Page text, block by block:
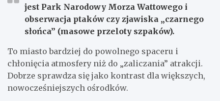
jest Park Narodowy Morza Wattowego i
obserwacja ptaków czy zjawiska „czarnego
słońca” (masowe przeloty szpaków).
To miasto bardziej do powolnego spaceru i
chłonięcia atmosfery niż do „zaliczania” atrakcji.
Dobrze sprawdza się jako kontrast dla większych,
nowocześniejszych ośrodków.